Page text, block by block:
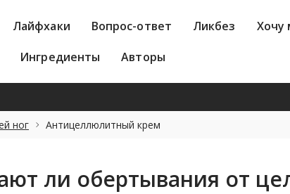
Вопрос-ответ Хочу могу
Лайфхаки Вопрос-ответ Ликбез Хочу
Ингредиенты
Авторы
ног Антицеллюлитный крем
ли обертывания от